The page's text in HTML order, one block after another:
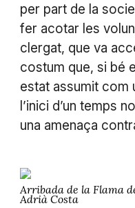
per part de la
fer acotar les
clergat, que va
costum que, si bé
estat assumit com
l’inici d’un temps
una amenaça
Arribada de la Flama
Adrià Costa